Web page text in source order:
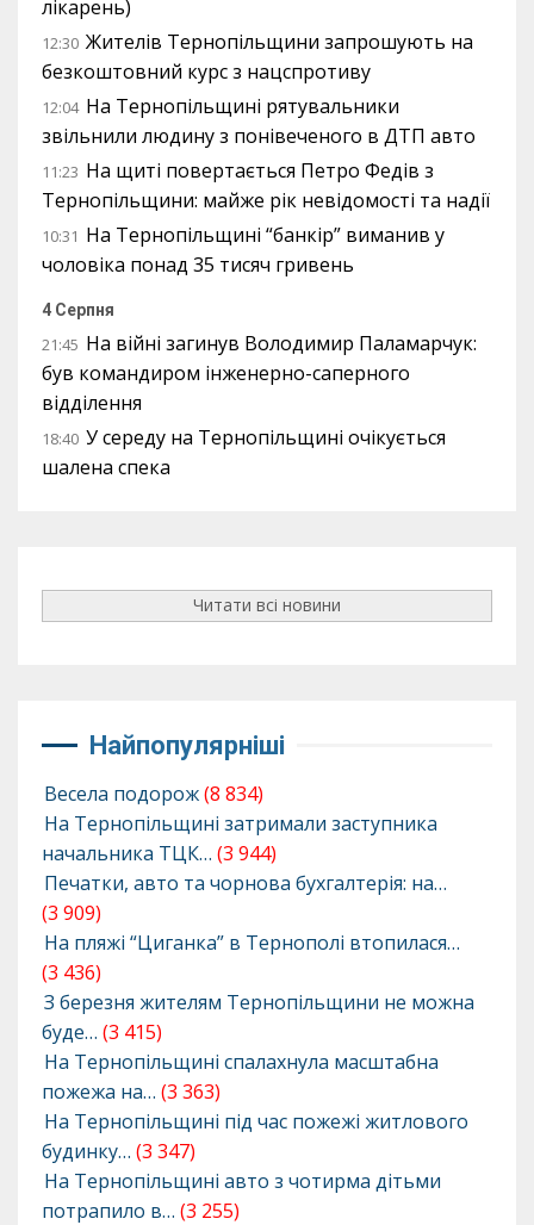
лікарень)
12:30 Жителів Тернопільщини запрошують на
безкоштовний курс з нацспротиву
12:04 На Тернопільщині рятувальники
звільнили людину з понівеченого в ДТП авто
11:23 На щиті повертається Петро Федів з
Тернопільщини: майже рік невідомості та надії
10:31 На Тернопільщині “банкір” виманив у
чоловіка понад 35 тисяч гривень
4 Серпня
21:45 На війні загинув Володимир Паламарчук:
був командиром інженерно-саперного
відділення
18:40 У середу на Тернопільщині очікується
шалена спека
Читати всі новини
Найпопулярніші
Весела подорож(8 834)
На Тернопільщині затримали заступника
начальника ТЦК… (3 944)
Печатки, авто та чорнова бухгалтерія: на…
(3 909)
На пляжі “Циганка” в Тернополі втопилася…
(3 436)
З березня жителям Тернопільщини не можна
буде… (3 415)
На Тернопільщині спалахнула масштабна
пожежа на… (3 363)
На Тернопільщині під час пожежі житлового
будинку… (3 347)
На Тернопільщині авто з чотирма дітьми
потрапило в… (3 255)